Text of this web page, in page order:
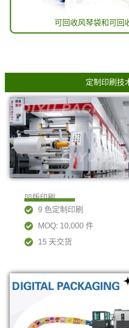
可回收风琴袋和可回
定制印刷技
凹版印刷
9 色定制印刷
MOQ: 10,000 件
15 天交货